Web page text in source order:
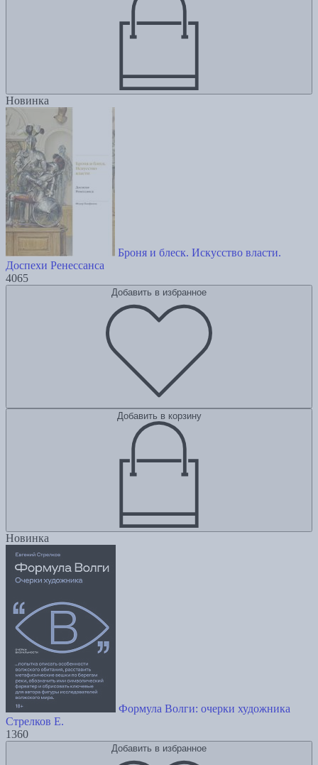
Новинка
Броня и блеск. Искусство власти.
Доспехи Ренессанса
4065
Добавить в избранное
Добавить в корзину
Новинка
Формула Волги: очерки художника
Стрелков Е.
1360
Добавить в избранное